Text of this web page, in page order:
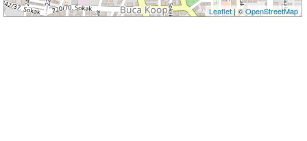
Leaflet| ©OpenStreetMap